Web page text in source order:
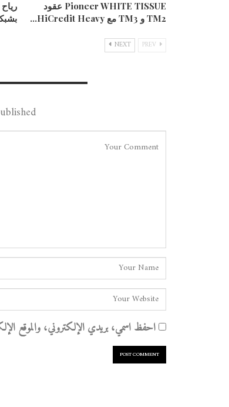
Pioneer WHITE TISSUE عقود
TM2 و TM3 مع HiCredit Heavy…
NEXT
احفظ اسمي، بريدي الإلكتروني، والموقع